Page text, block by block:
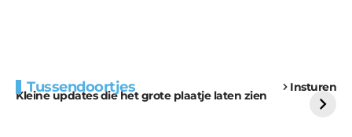
Tussendoortjes Insturen
Kleine updates die het grote plaatje laten zien
voor kabouters
uitdaging